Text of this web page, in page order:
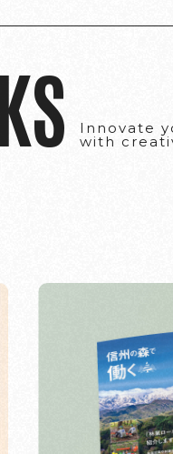
Innovate
with